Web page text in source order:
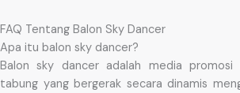
FAQ Tentang Balon Sky Dancer
Apa itu balon sky dancer?
Balon sky dancer adalah media
tabung yang bergerak secara dinamis